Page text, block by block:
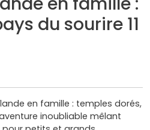
du sourire 11
en famille : temples dorés,
inoubliable mêlant